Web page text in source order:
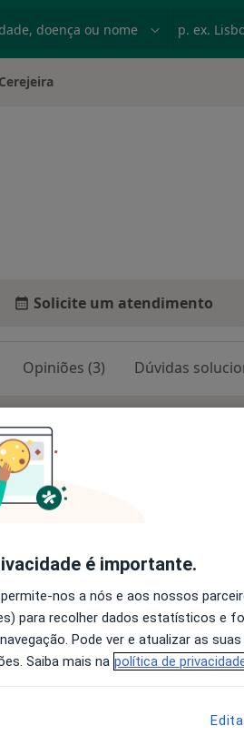
Solicite um atendimento
Opiniões (3) Dúvidas
De Atenção Com Hiperatividade
Fóbicos
a experiência
é importante.
nos a nós e aos nossos
para recolher dados estatísticos e
Pode ver e atualizar as
Saiba mais na política de